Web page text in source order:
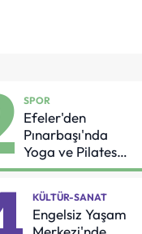
SPOR
Efeler'den
Pınarbaşı'nda
Yoga ve Pilates
Buluşması
KÜLTÜR-SANAT
Engelsiz Yaşam